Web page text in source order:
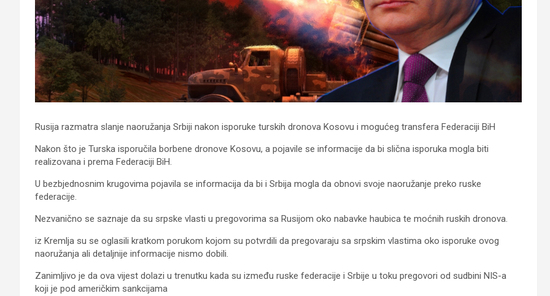
Rusija razmatra slanje naoružanja Srbiji nakon isporuke turskih dronova Kosovu i mogućeg transfera Federaciji BiH
Nakon što je Turska isporučila borbene dronove Kosovu, a pojavile se informacije da bi slična isporuka mogla biti
realizovana i prema Federaciji BiH.
U bezbjednosnim krugovima pojavila se informacija da bi i Srbija mogla da obnovi svoje naoružanje preko ruske
federacije.
Nezvanično se saznaje da su srpske vlasti u pregovorima sa Rusijom oko nabavke haubica te moćnih ruskih dronova.
iz Kremlja su se oglasili kratkom porukom kojom su potvrdili da pregovaraju sa srpskim vlastima oko isporuke ovog
naoružanja ali detaljnije informacije nismo dobili.
Zanimljivo je da ova vijest dolazi u trenutku kada su između ruske federacije i Srbije u toku pregovori od sudbini NIS-a
koji je pod američkim sankcijama